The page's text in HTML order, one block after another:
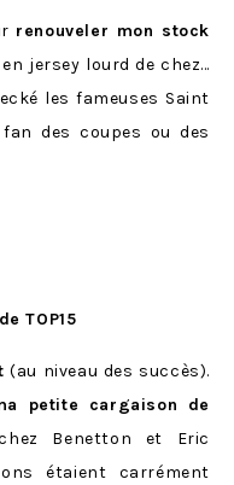
renouveler mon stock
jersey lourd de chez…
les fameuses Saint
des coupes ou des
TOP15
(au niveau des succès).
petite cargaison de
Benetton et Eric
étaient carrément